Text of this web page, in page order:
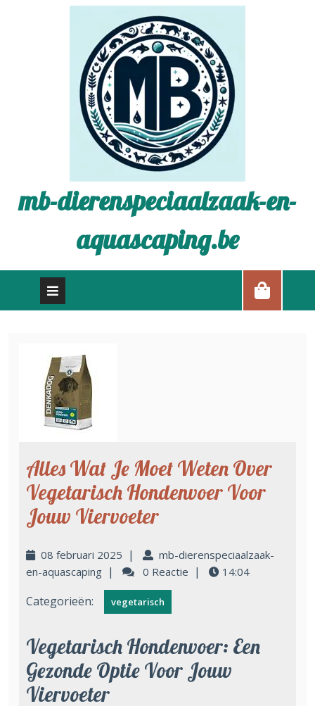
mb-dierenspeciaalzaak-en-
aquascaping.be
Alles Wat Je Moet Weten Over
Vegetarisch Hondenvoer Voor
Jouw Viervoeter
08 februari 2025 |
mb-dierenspeciaalzaak-
en-aquascaping | 0 Reactie | 14:04
Categorieën: vegetarisch
Vegetarisch Hondenvoer: Een
Gezonde Optie Voor Jouw
Viervoeter